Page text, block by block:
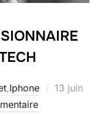
,Iphone
Publié
13 juin